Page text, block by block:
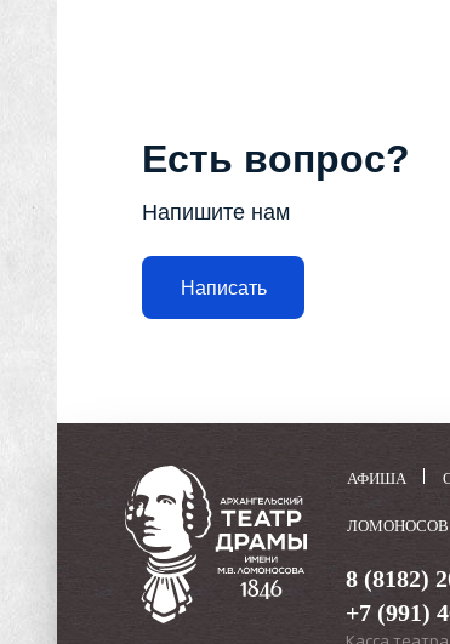
Есть вопрос?
Напишите нам
Написать
АФИША
ЛОМОНОСОВ
8 (8182)
+7 (991)